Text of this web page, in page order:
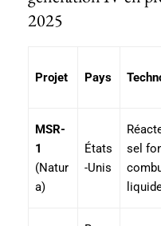
2025
Projet Pays
MSR-
1
(Natur
a)
États
-Unis
sel